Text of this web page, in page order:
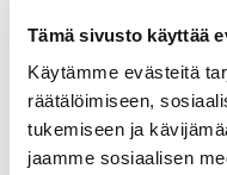
Tämä sivusto käyttää
Käytämme evästeitä
räätälöimiseen,
tukemiseen ja
jaamme sosiaalisen